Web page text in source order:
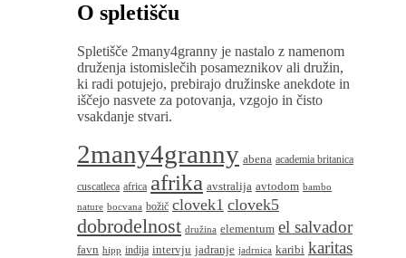
O spletišču
Spletišče 2many4granny je nastalo z namenom
druženja istomislečih posameznikov ali družin,
ki radi potujejo, prebirajo družinske anekdote in
iščejo nasvete za potovanja, vzgojo in čisto
vsakdanje stvari.
2many4granny abena academia britanica
cuscatleca africa afrika avstralija avtodom bambo
nature bocvana božič clovek1 clovek5
dobrodelnost družina elementum el salvador
favn hipp indija intervju jadranje jadrnica karibi karitas